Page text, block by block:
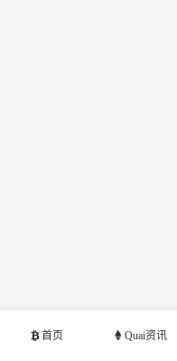
首页 Quai资讯